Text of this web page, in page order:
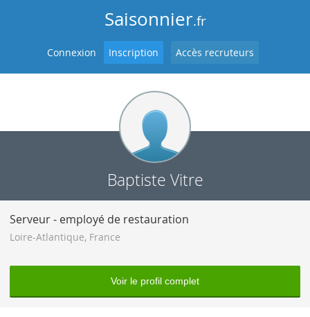
Saisonnier.fr
Connexion Inscription Accès recruteurs
Baptiste Vitre
Serveur - employé de restauration
Loire-Atlantique, France
Voir le profil complet